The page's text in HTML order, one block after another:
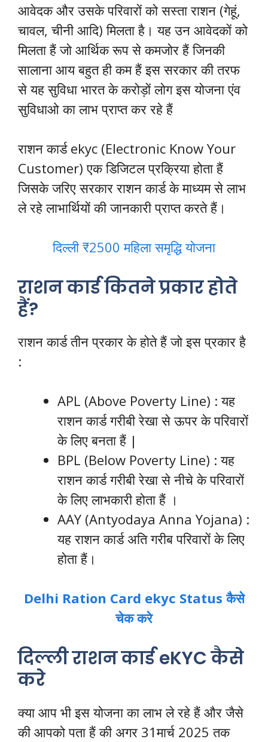
आवेदक और उसके परिवारों को सस्ता राशन (गेहूं,
चावल, चीनी आदि) मिलता है। यह उन आवेदकों को
मिलता हैं जो आर्थिक रूप से कमजोर हैं जिनकी
सालाना आय बहुत ही कम हैं इस सरकार की तरफ
से यह सुविधा भारत के करोड़ों लोग इस योजना एंव
सुविधाओ का लाभ प्राप्त कर रहे हैं
राशन कार्ड ekyc (Electronic Know Your
Customer) एक डिजिटल प्रक्रिया होता हैं
जिसके जरिए सरकार राशन कार्ड के माध्यम से लाभ
ले रहे लाभार्थियों की जानकारी प्राप्त करते हैं।
दिल्ली ₹2500 महिला समृद्धि योजना
राशन कार्ड कितने प्रकार होते
हैं?
राशन कार्ड तीन प्रकार के होते हैं जो इस प्रकार है
:
APL (Above Poverty Line) : यह
राशन कार्ड गरीबी रेखा से ऊपर के परिवारों
के लिए बनता हैं |
BPL (Below Poverty Line) : यह
राशन कार्ड गरीबी रेखा से नीचे के परिवारों
के लिए लाभकारी होता हैं ।
AAY (Antyodaya Anna Yojana) :
यह राशन कार्ड अति गरीब परिवारों के लिए
होता हैं।
Delhi Ration Card ekyc Status कैसे
चेक करे
दिल्ली राशन कार्ड eKYC कैसे
करे
क्या आप भी इस योजना का लाभ ले रहे हैं और जैसे
की आपको पता हैं की अगर 31मार्च 2025 तक